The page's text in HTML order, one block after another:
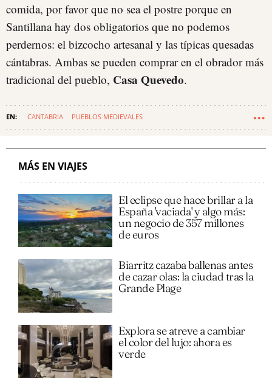
comida, por favor que no sea el postre porque en
Santillana hay dos obligatorios que no podemos
perdernos: el bizcocho artesanal y las típicas quesadas
cántabras. Ambas se pueden comprar en el obrador más
tradicional del pueblo, Casa Quevedo.
CANTABRIA PUEBLOS MEDIEVALES
MÁS EN VIAJES
El eclipse que hace brillar a la
España 'vaciada' y algo más:
un negocio de 357 millones
de euros
Biarritz cazaba ballenas antes
de cazar olas: la ciudad tras la
Grande Plage
Explora se atreve a cambiar
el color del lujo: ahora es
verde